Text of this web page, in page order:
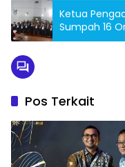
Ketua
Sumpah 16
Pos Terkait